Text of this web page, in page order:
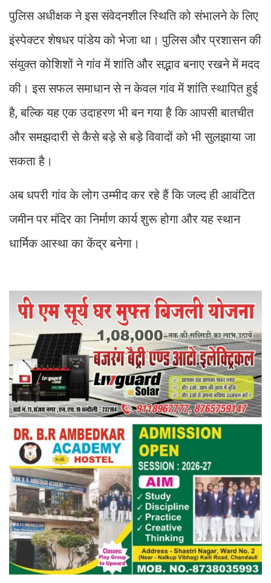
पुलिस अधीक्षक ने इस संवेदनशील स्थिति को संभालने के लिए
इंस्पेक्टर शेषधर पांडेय को भेजा था। पुलिस और प्रशासन की
संयुक्त कोशिशों ने गांव में शांति और सद्भाव बनाए रखने में मदद
की। इस सफल समाधान से न केवल गांव में शांति स्थापित हुई
है, बल्कि यह एक उदाहरण भी बन गया है कि आपसी बातचीत
और समझदारी से कैसे बड़े से बड़े विवादों को भी सुलझाया जा
सकता है।
अब धपरी गांव के लोग उम्मीद कर रहे हैं कि जल्द ही आवंटित
जमीन पर मंदिर का निर्माण कार्य शुरू होगा और यह स्थान
धार्मिक आस्था का केंद्र बनेगा।